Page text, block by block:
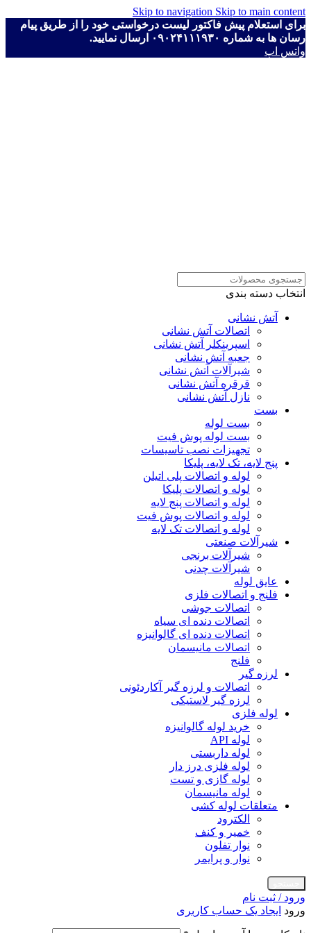
Skip to navigation Skip to main content
برای استعلام پیش فاکتور لیست درخواستی خود را از طریق پیام
رسان ها به شماره ۰۹۰۲۴۱۱۱۹۳۰ ارسال نمایید.
واتس اپ
انتخاب دسته بندی
آتش نشانی
اتصالات آتش نشانی
اسپرینکلر آتش نشانی
جعبه آتش نشانی
شیرآلات آتش نشانی
قرقره آتش نشانی
نازل آتش نشانی
بست
بست لوله
بست لوله پوش فیت
تجهیزات نصب تاسیسات
پنج لایه، تک لایه، پلیکا
لوله و اتصالات پلی اتیلن
لوله و اتصالات پلیکا
لوله و اتصالات پنج لایه
لوله و اتصالات پوش فیت
لوله و اتصالات تک لایه
شیرآلات صنعتی
شیرآلات برنجی
شیرآلات چدنی
عایق لوله
فلنج و اتصالات فلزی
اتصالات جوشی
اتصالات دنده ای سیاه
اتصالات دنده ای گالوانیزه
اتصالات مانیسمان
فلنج
لرزه گیر
اتصالات و لرزه گیر آکاردئونی
لرزه گیر لاستیکی
لوله فلزی
خرید لوله گالوانیزه
لوله API
لوله داربستی
لوله فلزی درز دار
لوله گازی و تست
لوله مانیسمان
متعلقات لوله کشی
الکترود
خمیر و کنف
نوار تفلون
نوار و پرایمر
ورود / ثبت نام
ورود ایجاد یک حساب کاربری